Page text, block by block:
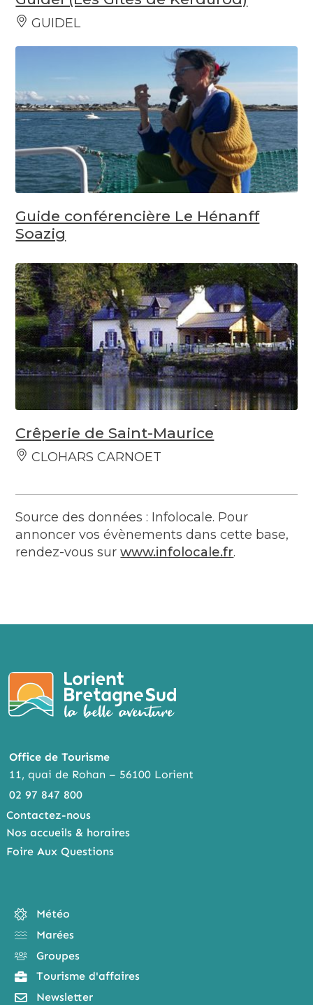
GUIDEL
Guide conférencière Le Hénanff
Soazig
Crêperie de Saint-Maurice
CLOHARS CARNOET
Source des données : Infolocale. Pour
annoncer vos évènements dans cette base,
rendez-vous surwww.infolocale.fr.
Office de Tourisme
11, quai de Rohan – 56100 Lorient
02 97 847 800
Contactez-nous
Nos accueils & horaires
Foire Aux Questions
Météo
Marées
Groupes
Tourisme d'affaires
Newsletter